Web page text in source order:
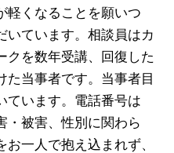
軽くなることを願いつ
いています。相談員はカ
クを数年受講、回復した
た当事者です。当事者目
ています。電話番号は
・被害、性別に関わら
一人で抱え込まれず、